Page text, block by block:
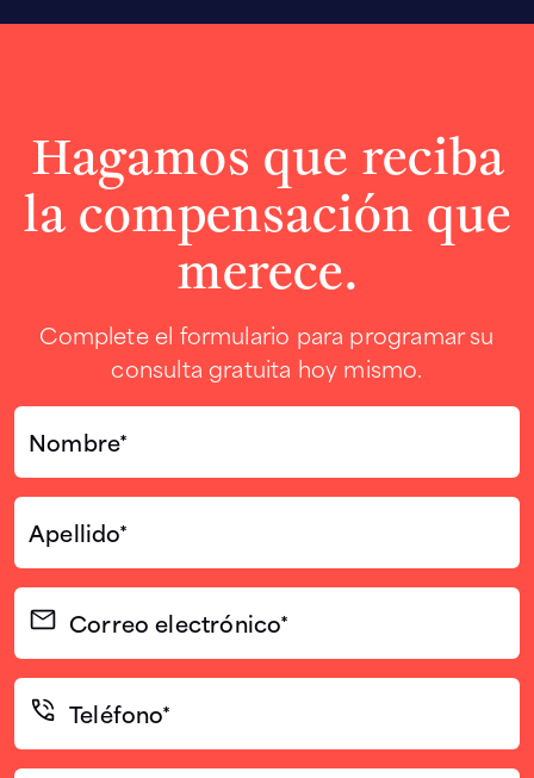
Hagamos que reciba
la compensación que
merece.
Complete el formulario para programar su
consulta gratuita hoy mismo.
Nombre*
(Required)
Apellido*
(Required)
Correo
electrónico
(Required)
Teléfono*
(Required)